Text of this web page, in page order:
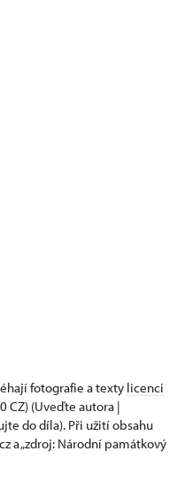
fotografie a texty licenci
CZ) (Uveďte autora |
do díla). Při užití obsahu
a „zdroj: Národní památkový